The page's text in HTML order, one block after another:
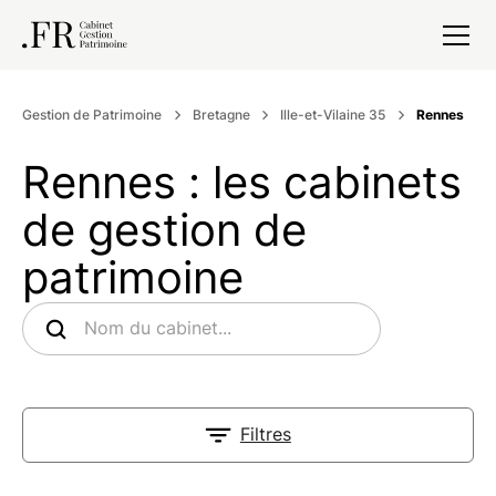
Gestion de Patrimoine Bretagne Ille-et-Vilaine 35 Rennes
Rennes : les cabinets
de gestion de
patrimoine
Filtres